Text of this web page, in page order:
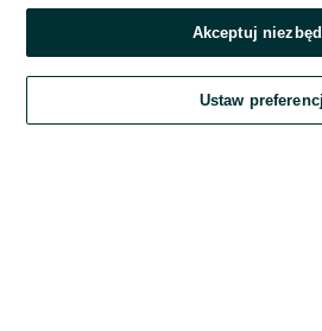
Zaloguj się
Kontynuując za pośrednictwem jednego z
OLX.pl w
Akceptuj
Ustaw